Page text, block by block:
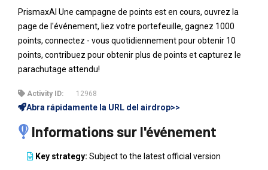
PrismaxAI Une campagne de points est en cours, ouvrez la
page de l'événement, liez votre portefeuille, gagnez 1000
points, connectez - vous quotidiennement pour obtenir 10
points, contribuez pour obtenir plus de points et capturez le
parachutage attendu!
Activity ID: 12968
Abra rápidamente la URL del airdrop>>
Informations sur l'événement
Key strategy: Subject to the latest official version